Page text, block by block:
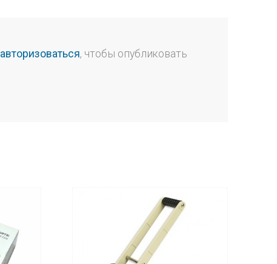
авторизоваться, чтобы опубликовать